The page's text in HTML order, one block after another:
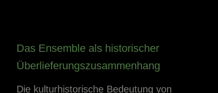
Das Ensemble als historischer
Überlieferungszusammenhang
Die kulturhistorische Bedeutung von